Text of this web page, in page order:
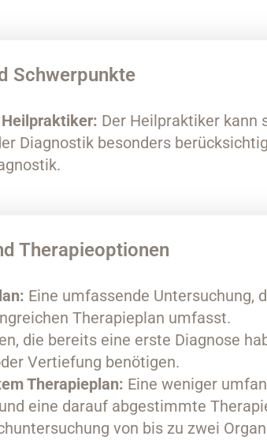
Schwerpunkte
Der Heilpraktiker kann
Diagnostik besonders
Therapieoptionen
Eine umfassende Untersuchung,
Therapieplan umfasst.
die bereits eine erste Diagnose
Vertiefung benötigen.
Therapieplan: Eine weniger
eine darauf abgestimmte
von bis zu zwei